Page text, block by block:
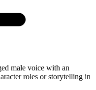
male voice with an
roles or storytelling in